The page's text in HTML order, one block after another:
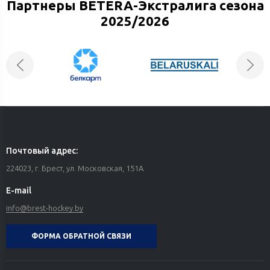
Партнеры BETERA-Экстралига сезона
2025/2026
Почтовый адрес:
224023, г. Брест, ул. Московская, 151А
E-mail
info@brest-hockey.by
ФОРМА ОБРАТНОЙ СВЯЗИ